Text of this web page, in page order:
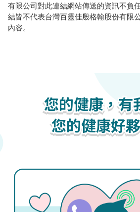
有限公司對此連結網站傳送的資訊不負
結皆不代表台灣百靈佳殷格翰股份有限
內容。
您的健康，有
您的健康好
您的健康，有
您的健康好
您的健康，有
您的健康好